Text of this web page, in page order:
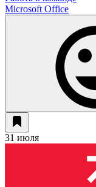
Microsoft Office
31 июля